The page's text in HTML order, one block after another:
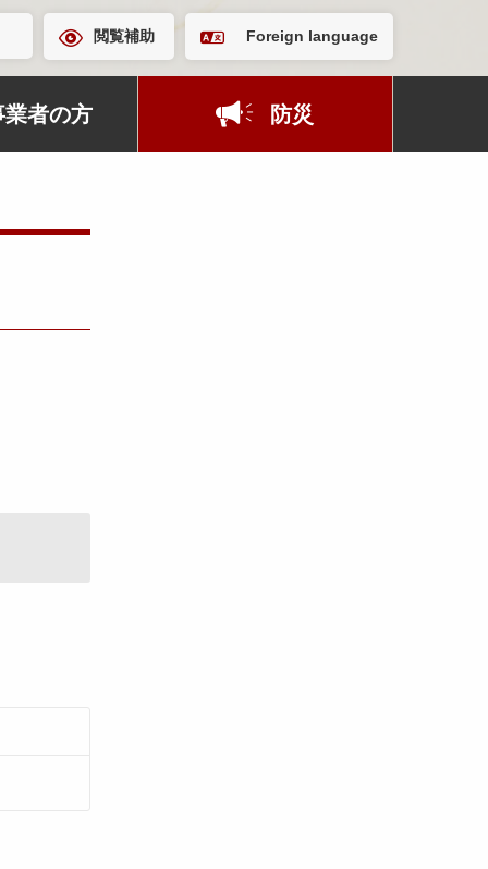
閲覧補助 Foreign language
業者の方 防災